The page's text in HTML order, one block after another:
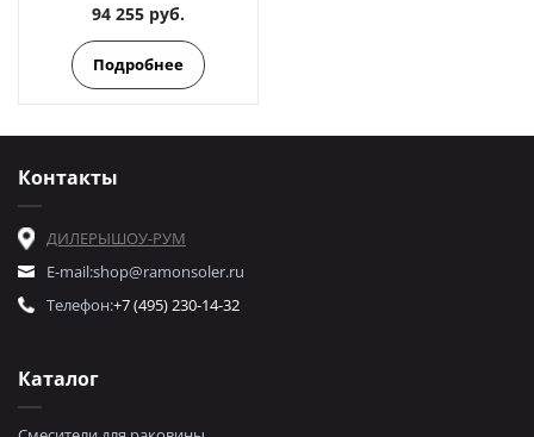
94 255 руб.
Подробнее
Каталог
Контакты
ДИЛЕРЫШОУ-РУМ
E-mail:shop@ramonsoler.ru
Телефон:+7 (495) 230-14-32